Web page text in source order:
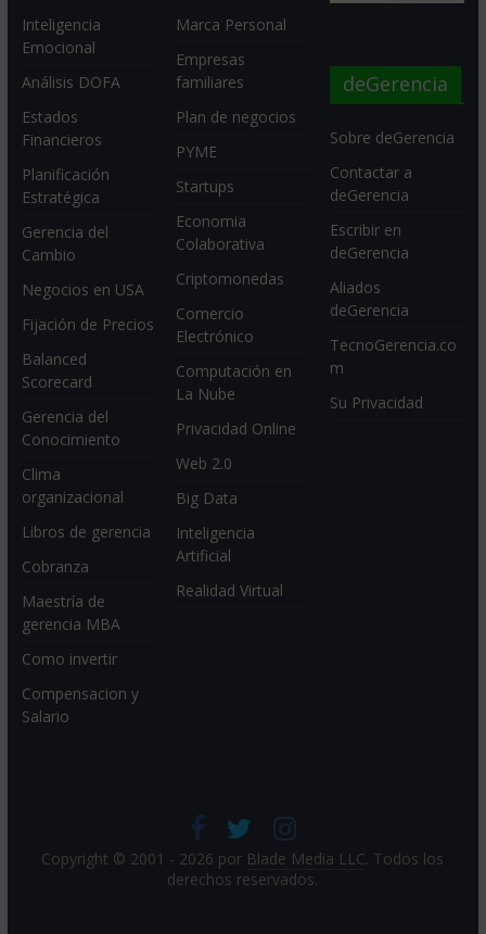
Inteligencia
Emocional
Análisis DOFA
Estados
Financieros
Planificación
Estratégica
Gerencia del
Cambio
Negocios en USA
Fijación de Precios
Balanced
Scorecard
Gerencia del
Conocimiento
Clima
organizacional
Libros de gerencia
Cobranza
Maestría de
gerencia MBA
Como invertir
Compensacion y
Salario
Marca Personal
Empresas
familiares
Plan de negocios
PYME
Startups
Economia
Colaborativa
Criptomonedas
Comercio
Electrónico
Computación en
La Nube
Privacidad Online
Web 2.0
Big Data
Inteligencia
Artificial
Realidad Virtual
deGerencia
Sobre deGerencia
Contactar a
deGerencia
Escribir en
deGerencia
Aliados
deGerencia
TecnoGerencia.co
m
Su Privacidad
Copyright © 2001 - 2026 por Blade Media LLC. Todos los
derechos reservados.